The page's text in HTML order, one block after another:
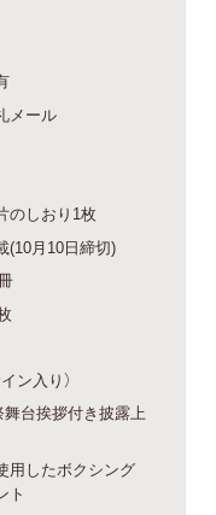
メール
のしおり1枚
(10月10日締切)
ン入り）
舞台挨拶付き披露上
用したボクシング
ト